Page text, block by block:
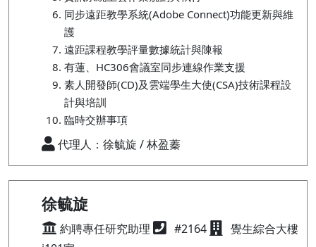
同步遠距教學系統(Adobe Connect)功能更新與維
護
遠距課程教學評量數據統計與陳報
有蓮、HC306會議室同步連線作業支援
素人開發師(CD)及雲端學生大使(CSA)技術課程設
計與培訓
臨時交辦事項
代理人：徐毓旋 / 林盈蓁
徐毓旋
約聘專任研究助理 #2164
覺生綜合大樓